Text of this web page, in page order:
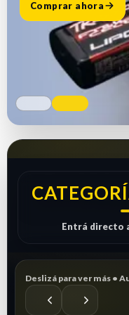
Comprar ahora
Entrá directo
Deslizá para ver más •